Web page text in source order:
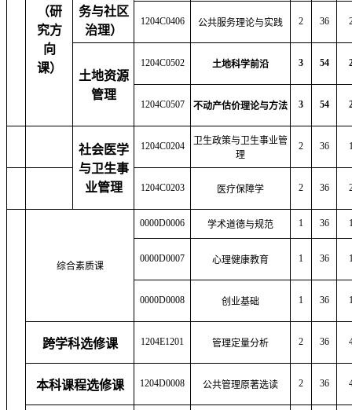
（研
究方
向
课）
务与社区
治理）
1204C0406 公共服务理论与实践 2 36
土地资源
管理
1204C0502 土地科学前沿 3 54
1204C0507 不动产估价理论与方法 3 54
社会医学
与卫生事
业管理
1204C0204
卫生政策与卫生事业管
理
2 36
1204C0203 医疗保障学 2 36
综合素质课
0000D0006 学术道德与规范 1 36
0000D0007 心理健康教育 1 36
0000D0008 创业基础 1 36
跨学科选修课 1204E1201 管理定量分析 2 36
本科课程选修课 1204D0008 公共管理原著选读 2 36